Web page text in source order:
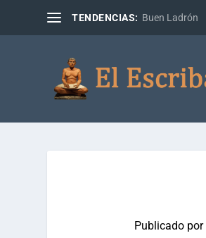
TENDENCIAS: Buen Ladrón
Publicado por